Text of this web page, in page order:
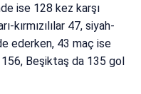
ise 128 kez karşı
kırmızılılar 47, siyah-
ederken, 43 maç ise
Beşiktaş da 135 gol